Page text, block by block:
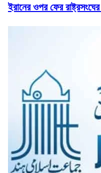
ইরানের ওপর ফের রাষ্ট্রসংঘের